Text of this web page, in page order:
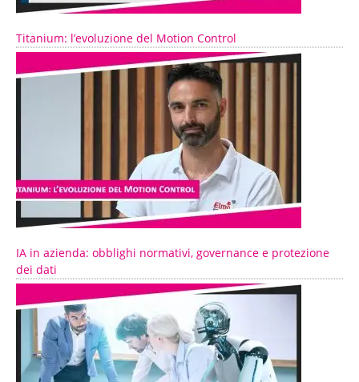
Titanium: l’evoluzione del Motion Control
IA in azienda: obblighi normativi, governance e protezione
dei dati